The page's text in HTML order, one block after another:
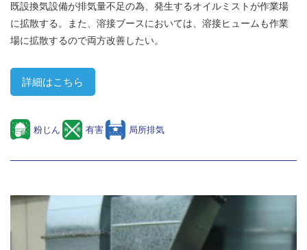
既設換気設備が排気量不足の為、発生するオイルミストが作業場
に拡散する。また、溶接ブースにおいては、溶接ヒュームも作業
場に拡散するので両方改善したい。
詳細はこちら
粉じん 有害 局所排気